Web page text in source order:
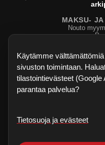
MAKSU- JA
Nouto
Evasteasetukset
Käytämme
sivuston toimintaan.
tilastointievästeet
parantaa palvelua?
Tietosuoja ja evästeet